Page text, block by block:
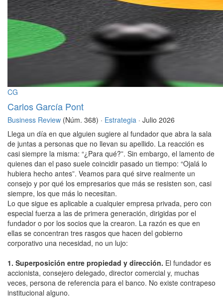
CG
Carlos García Pont
Business Review (Núm. 368) · Estrategia · Julio 2026
Llega un día en que alguien sugiere al fundador que abra la sala
de juntas a personas que no llevan su apellido. La reacción es
casi siempre la misma: “¿Para qué?”. Sin embargo, el lamento de
quienes dan el paso suele coincidir pasado un tiempo: “Ojalá lo
hubiera hecho antes”. Veamos para qué sirve realmente un
consejo y por qué los empresarios que más se resisten son, casi
siempre, los que más lo necesitan.
Lo que sigue es aplicable a cualquier empresa privada, pero con
especial fuerza a las de primera generación, dirigidas por el
fundador o por los socios que la crearon. La razón es que en
ellas se concentran tres rasgos que hacen del gobierno
corporativo una necesidad, no un lujo:
1. Superposición entre propiedad y dirección. El fundador es
accionista, consejero delegado, director comercial y, muchas
veces, persona de referencia para el banco. No existe contrapeso
institucional alguno.